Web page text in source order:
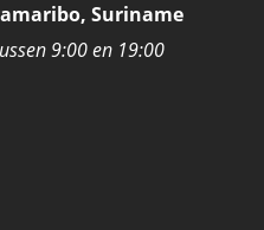
Suriname
9:00 en 19:00